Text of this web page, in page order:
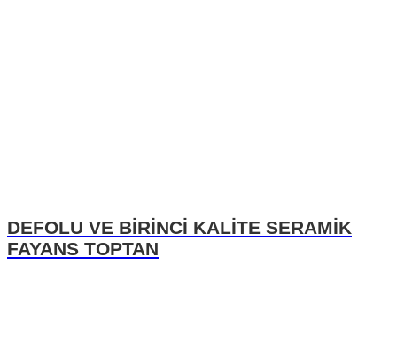
DEFOLU VE BİRİNCİ KALİTE SERAMİK
FAYANS TOPTAN